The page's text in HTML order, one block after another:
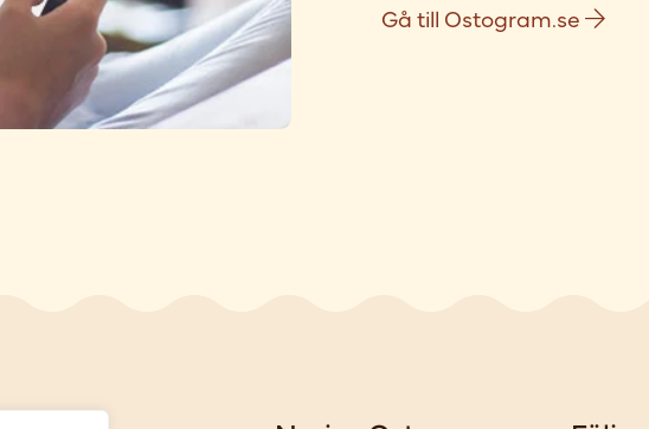
Gå till Ostogram.se